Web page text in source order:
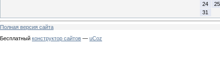
24
25
31
Полная версия сайта
Бесплатный конструктор сайтов — uCoz